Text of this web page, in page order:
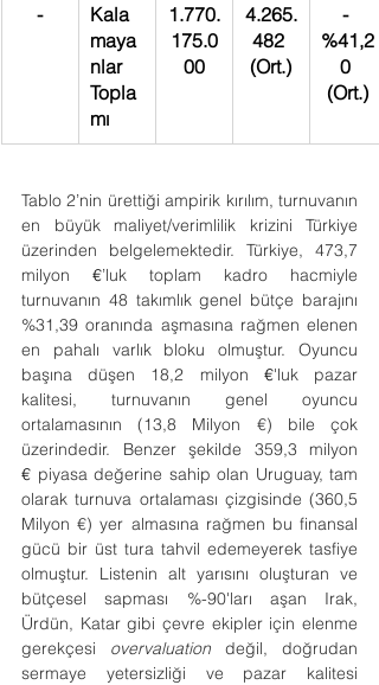
-
Kala
maya
nlar
Topla
mı
1.770.
175.0
00
4.265.
482
(Ort.)
-
%41,2
0
(Ort.)
Tablo 2’nin ürettiği ampirik kırılım, turnuvanın
en büyük maliyet/verimlilik krizini Türkiye
üzerinden belgelemektedir. Türkiye, 473,7
milyon €’luk toplam kadro hacmiyle
turnuvanın 48 takımlık genel bütçe barajını
%31,39 oranında aşmasına rağmen elenen
en pahalı varlık bloku olmuştur. Oyuncu
başına düşen 18,2 milyon €'luk pazar
kalitesi, turnuvanın genel oyuncu
ortalamasının (13,8 Milyon €) bile çok
€ piyasa değerine sahip olan Uruguay, tam
olarak turnuva ortalaması çizgisinde (360,5
Milyon €) yer almasına rağmen bu finansal
gücü bir üst tura tahvil edemeyerek tasfiye
olmuştur. Listenin alt yarısını oluşturan ve
bütçesel sapması %-90'ları aşan Irak,
Ürdün, Katar gibi çevre ekipler için elenme
gerekçesi overvaluation değil, doğrudan
sermaye yetersizliği ve pazar kalitesi